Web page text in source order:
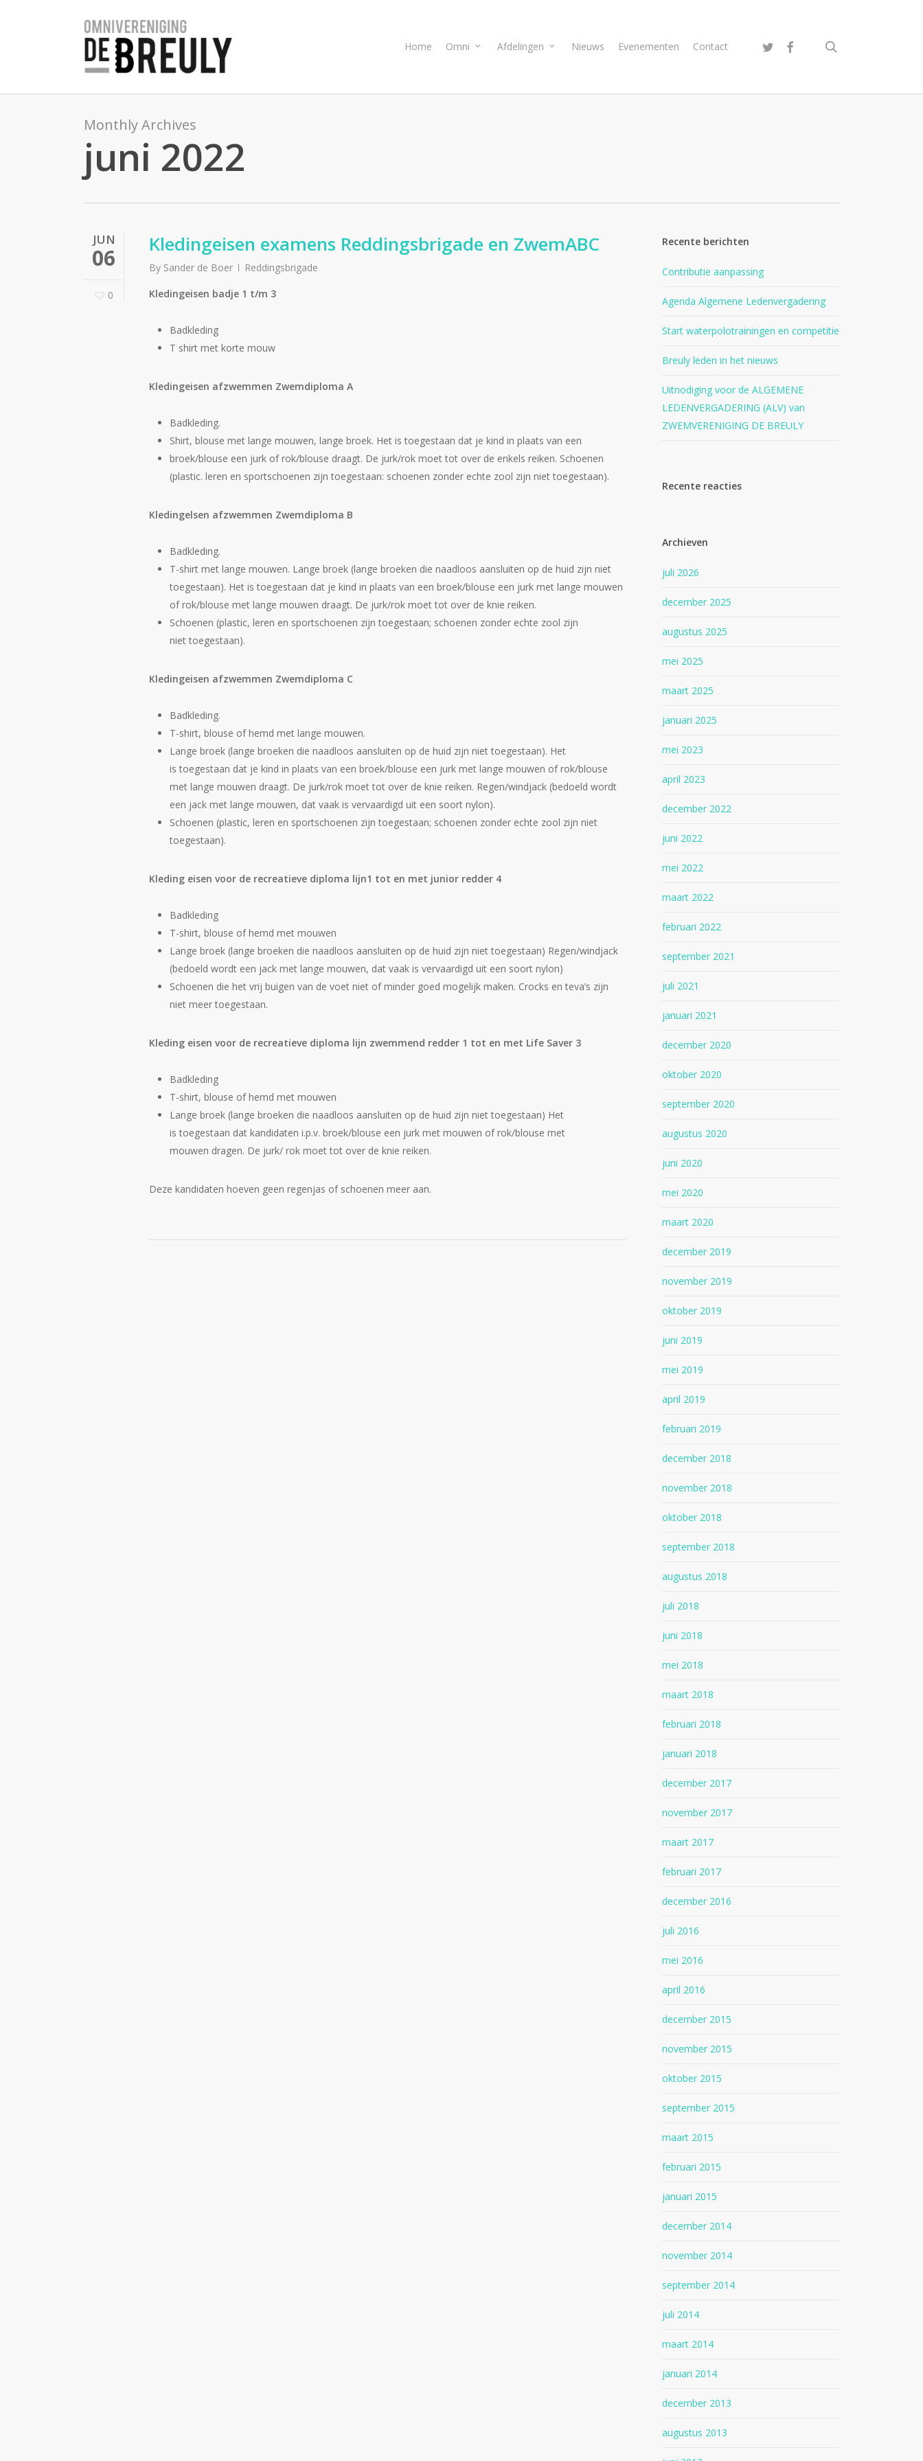
Home Omni Afdelingen Nieuws Evenementen Contact twitter facebook
Monthly Archives
juni 2022
JUN
06
0
Kledingeisen examens Reddingsbrigade en ZwemABC
By Sander de Boer
Reddingsbrigade
Kledingeisen badje 1 t/m 3
Badkleding
T shirt met korte mouw
Kledingeisen afzwemmen Zwemdiploma A
Badkleding.
Shirt, blouse met lange mouwen, lange broek. Het is toegestaan dat je kind in plaats van een
broek/blouse een jurk of rok/blouse draagt. De jurk/rok moet tot over de enkels reiken. Schoenen
(plastic. leren en sportschoenen zijn toegestaan: schoenen zonder echte zool zijn niet toegestaan).
Kledingelsen afzwemmen Zwemdiploma B
Badkleding.
T-shirt met lange mouwen. Lange broek (lange broeken die naadloos aansluiten op de huid zijn niet
toegestaan). Het is toegestaan dat je kind in plaats van een broek/blouse een jurk met lange mouwen
of rok/blouse met lange mouwen draagt. De jurk/rok moet tot over de knie reiken.
Schoenen (plastic, leren en sportschoenen zijn toegestaan; schoenen zonder echte zool zijn
niet toegestaan).
Kledingeisen afzwemmen Zwemdiploma C
Badkleding.
T-shirt, blouse of hemd met lange mouwen.
Lange broek (lange broeken die naadloos aansluiten op de huid zijn niet toegestaan). Het
is toegestaan dat je kind in plaats van een broek/blouse een jurk met lange mouwen of rok/blouse
met lange mouwen draagt. De jurk/rok moet tot over de knie reiken. Regen/windjack (bedoeld wordt
een jack met lange mouwen, dat vaak is vervaardigd uit een soort nylon).
Schoenen (plastic, leren en sportschoenen zijn toegestaan; schoenen zonder echte zool zijn niet
toegestaan).
Kleding eisen voor de recreatieve diploma lijn1 tot en met junior redder 4
Badkleding
T-shirt, blouse of hemd met mouwen
Lange broek (lange broeken die naadloos aansluiten op de huid zijn niet toegestaan) Regen/windjack
(bedoeld wordt een jack met lange mouwen, dat vaak is vervaardigd uit een soort nylon)
Schoenen die het vrij buigen van de voet niet of minder goed mogelijk maken. Crocks en teva’s zijn
niet meer toegestaan.
Kleding eisen voor de recreatieve diploma lijn zwemmend redder 1 tot en met Life Saver 3
Badkleding
T-shirt, blouse of hemd met mouwen
Lange broek (lange broeken die naadloos aansluiten op de huid zijn niet toegestaan) Het
is toegestaan dat kandidaten i.p.v. broek/blouse een jurk met mouwen of rok/blouse met
mouwen dragen. De jurk/ rok moet tot over de knie reiken.
Deze kandidaten hoeven geen regenjas of schoenen meer aan.
Recente berichten
Contributie aanpassing
Agenda Algemene Ledenvergadering
Start waterpolotrainingen en competitie
Breuly leden in het nieuws
Uitnodiging voor de ALGEMENE
LEDENVERGADERING (ALV) van
ZWEMVERENIGING DE BREULY
Recente reacties
Archieven
juli 2026
december 2025
augustus 2025
mei 2025
maart 2025
januari 2025
mei 2023
april 2023
december 2022
juni 2022
mei 2022
maart 2022
februari 2022
september 2021
juli 2021
januari 2021
december 2020
oktober 2020
september 2020
augustus 2020
juni 2020
mei 2020
maart 2020
december 2019
november 2019
oktober 2019
juni 2019
mei 2019
april 2019
februari 2019
december 2018
november 2018
oktober 2018
september 2018
augustus 2018
juli 2018
juni 2018
mei 2018
maart 2018
februari 2018
januari 2018
december 2017
november 2017
maart 2017
februari 2017
december 2016
juli 2016
mei 2016
april 2016
december 2015
november 2015
oktober 2015
september 2015
maart 2015
februari 2015
januari 2015
december 2014
november 2014
september 2014
juli 2014
maart 2014
januari 2014
december 2013
augustus 2013